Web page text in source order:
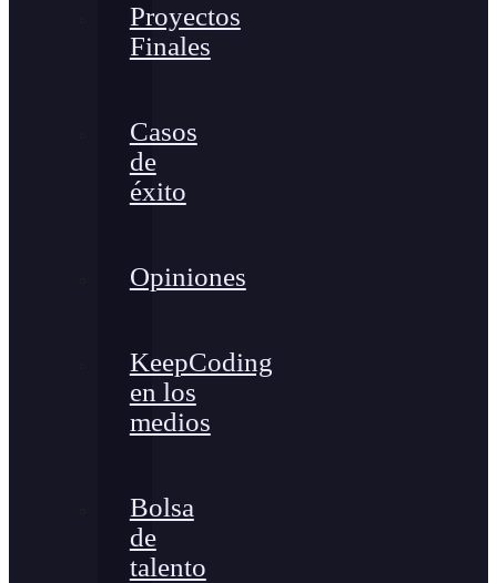
Proyectos
Finales
Casos
de
éxito
Opiniones
KeepCoding
en los
medios
Bolsa
de
talento